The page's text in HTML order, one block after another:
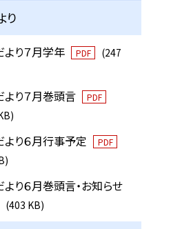
り
り７月学年 PDF
(247
り７月巻頭言 PDF
り６月行事予定 PDF
り６月巻頭言・お知らせ
(403 KB)